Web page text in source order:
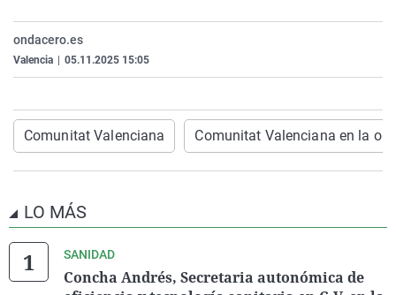
Como el perro y el
Equipo de
Operación Viuda
La Rioja
Navarra
País Vasco
Elecciones
ondacero.es
Valencia 05.11.2025 15:05
Comunitat Valenciana Comunitat Valenciana en la
LO MÁS
SANIDAD
Concha Andrés, Secretaria autonómica de